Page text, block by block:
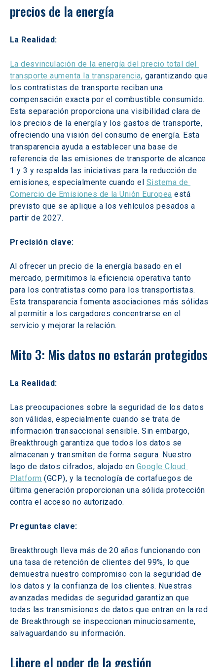
precios de la energía
La Realidad:
La desvinculación de la energía del precio total del
transporte aumenta la transparencia, garantizando que
los contratistas de transporte reciban una
compensación exacta por el combustible consumido.
Esta separación proporciona una visibilidad clara de
los precios de la energía y los gastos de transporte,
ofreciendo una visión del consumo de energía. Esta
transparencia ayuda a establecer una base de
referencia de las emisiones de transporte de alcance
1 y 3 y respalda las iniciativas para la reducción de
emisiones, especialmente cuando el Sistema de
Comercio de Emisiones de la Unión Europea está
previsto que se aplique a los vehículos pesados a
partir de 2027.
Precisión clave:
Al ofrecer un precio de la energía basado en el
mercado, permitimos la eficiencia operativa tanto
para los contratistas como para los transportistas.
Esta transparencia fomenta asociaciones más sólidas
al permitir a los cargadores concentrarse en el
servicio y mejorar la relación.
Mito 3: Mis datos no estarán protegidos
La Realidad:
Las preocupaciones sobre la seguridad de los datos
son válidas, especialmente cuando se trata de
información transaccional sensible. Sin embargo,
Breakthrough garantiza que todos los datos se
almacenan y transmiten de forma segura. Nuestro
lago de datos cifrados, alojado en Google Cloud
Platform (GCP), y la tecnología de cortafuegos de
última generación proporcionan una sólida protección
contra el acceso no autorizado.
Preguntas clave:
Breakthrough lleva más de 20 años funcionando con
una tasa de retención de clientes del 99%, lo que
demuestra nuestro compromiso con la seguridad de
los datos y la confianza de los clientes. Nuestras
avanzadas medidas de seguridad garantizan que
todas las transmisiones de datos que entran en la red
de Breakthrough se inspeccionan minuciosamente,
salvaguardando su información.
Libere el poder de la gestión